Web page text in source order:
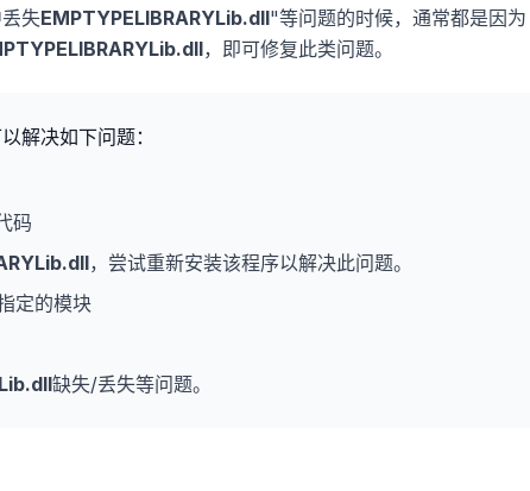
失EMPTYPELIBRARYLib.dll"等问题的时候，通常都是因为
，即可修复此类问题。
解决如下问题：
码
，尝试重新安装该程序以解决此问题。
定的模块
缺失/丢失等问题。